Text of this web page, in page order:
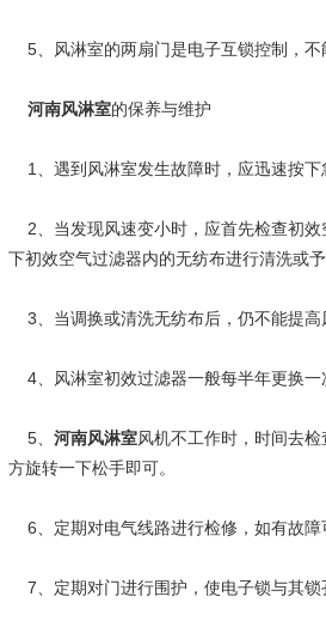
5、风淋室的两扇门是电子互锁控制，不
河南风淋室的保养与维护
1、遇到风淋室发生故障时，应迅速按下
2、当发现风速变小时，应首先检查初效
下初效空气过滤器内的无纺布进行清洗或予
3、当调换或清洗无纺布后，仍不能提高
4、风淋室初效过滤器一般每半年更换一
5、 河南风淋室风机不工作时，时间去
方旋转一下松手即可。
6、定期对电气线路进行检修，如有故障
7、定期对门进行围护，使电子锁与其锁